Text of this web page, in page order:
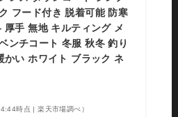
フード付き 脱着可能 防寒
厚手 無地 キルティング メ
ンチコート 冬服 秋冬 釣り
かい ホワイト ブラック ネ
時点 | 楽天市場調べ）